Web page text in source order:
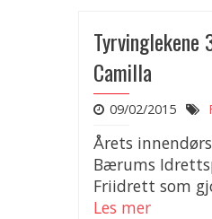
Tyrvinglekene
Camilla
09/02/2015
Årets
Bærums
Friidrett som
Les mer